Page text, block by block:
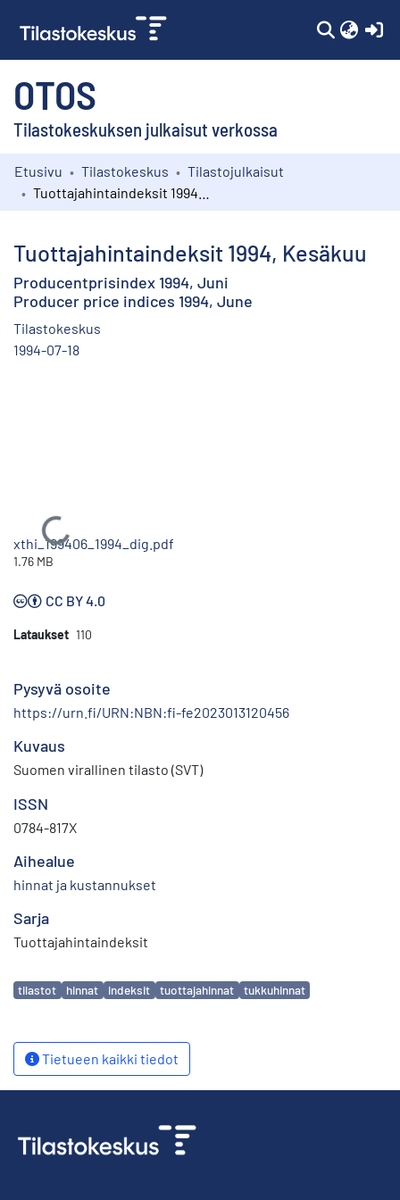
OTOS
Tilastokeskuksen julkaisut verkossa
Kokoelmat
Etusivu Tilastokeskus
Tilastojulkaisut
Tuottajahintaindeksit 1994, Kesäkuu
Producentprisindex 1994, Juni
Producer price indices 1994, June
Tilastokeskus
1994-07-18
Ladataan...
xthi_199406_1994_dig.pdf
1.76 MB
CC BY 4.0
Lataukset 110
Pysyvä osoite
https://urn.fi/URN:NBN:fi-fe2023013120456
Kuvaus
Suomen virallinen tilasto (SVT)
ISSN
0784-817X
Aihealue
hinnat ja kustannukset
Sarja
Tuottajahintaindeksit
Avainsanat
tilastot hinnat indeksit tuottajahinnat tukkuhinnat
Tietueen kaikki tiedot